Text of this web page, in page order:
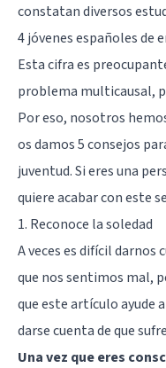
constatan diversos
4 jóvenes españoles de
Esta cifra es
problema multicausal,
Por eso, nosotros
os damos 5 consejos
juventud. Si eres una
quiere acabar con este
1. Reconoce la soledad
A veces es difícil darnos
que nos sentimos mal,
que este artículo ayude
darse cuenta de que
Una vez que eres